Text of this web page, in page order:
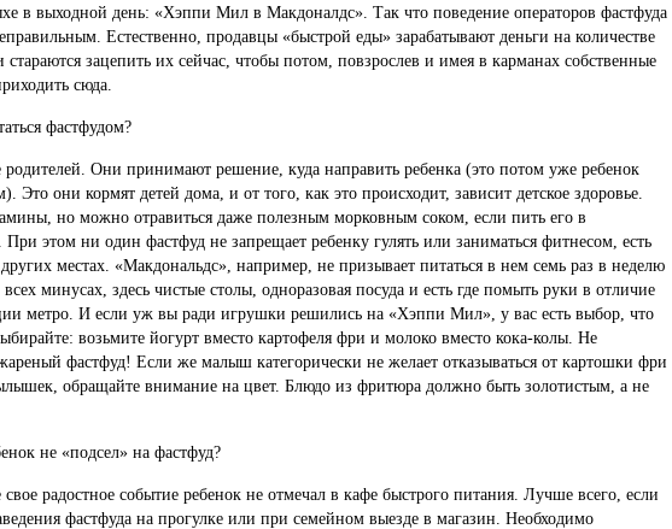
в выходной день: «Хэппи Мил в Макдоналдс». Так что поведение операторов фастфуда
Естественно, продавцы «быстрой еды» зарабатывают деньги на количестве
зацепить их сейчас, чтобы потом, повзрослев и имея в карманах собственные
сюда.
фастфудом?
родителей. Они принимают решение, куда направить ребенка (это потом уже ребенок
Это они кормят детей дома, и от того, как это происходит, зависит детское здоровье.
но можно отравиться даже полезным морковным соком, если пить его в
При этом ни один фастфуд не запрещает ребенку гулять или заниматься фитнесом, есть
местах. «Макдональдс», например, не призывает питаться в нем семь раз в неделю
минусах, здесь чистые столы, одноразовая посуда и есть где помыть руки в отличие
метро. И если уж вы ради игрушки решились на «Хэппи Мил», у вас есть выбор, что
возьмите йогурт вместо картофеля фри и молоко вместо кока-колы. Не
фастфуд! Если же малыш категорически не желает отказываться от картошки фри
обращайте внимание на цвет. Блюдо из фритюра должно быть золотистым, а не
не «подсел» на фастфуд?
радостное событие ребенок не отмечал в кафе быстрого питания. Лучше всего, если
фастфуда на прогулке или при семейном выезде в магазин. Необходимо